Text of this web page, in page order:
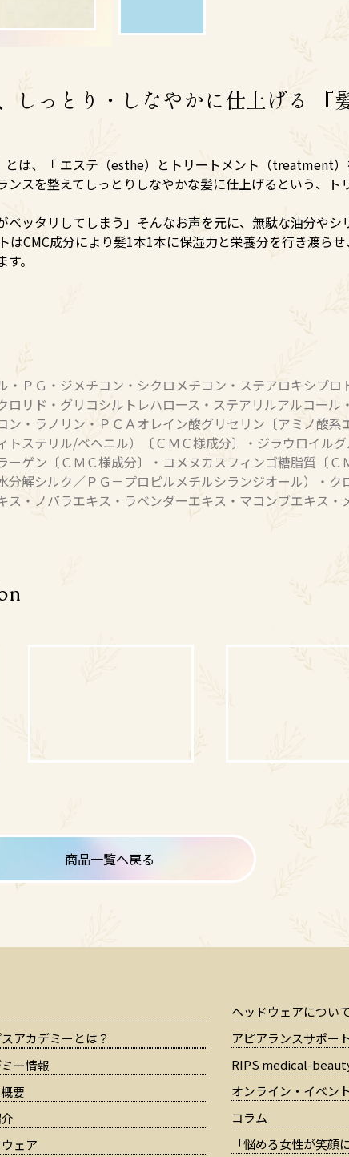
しっとり・しなやかに仕上げる 『
は、「 エステ（esthe）とトリートメント（treatment
スを整えてしっとりしなやかな髪に仕上げるという、ト
ベッタリしてしまう」そんなお声を元に、無駄な油分やシ
はCMC成分により髪1本1本に保湿力と栄養分を行き渡ら
。
・ＰＧ・ジメチコン・シクロメチコン・ステアロキシプ
ロリド・グリコシルトレハロース・ステアリルアルコー
ン・ラノリン・ＰＣＡオレイン酸グリセリン〔アミノ酸
トステリル/ベヘニル）〔ＣＭＣ様成分〕・ジラウロイル
ーゲン〔ＣＭＣ様成分〕・コメヌカスフィンゴ糖脂質〔
分解シルク／ＰＧ－プロピルメチルシランジオール）・
ス・ノバラエキス・ラベンダーエキス・マコンブエキス
商品一覧へ戻る
アカデミーとは？
ー情報
要
ェア
ヘッドウェアについ
アピアランスサポー
RIPS medical-
オンライン・イベント
コラム
「悩める女性が笑